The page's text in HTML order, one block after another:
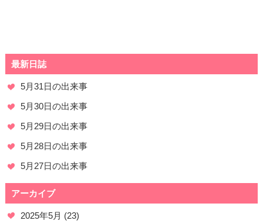
最新日誌
5月31日の出来事
5月30日の出来事
5月29日の出来事
5月28日の出来事
5月27日の出来事
アーカイブ
2025年5月 (23)